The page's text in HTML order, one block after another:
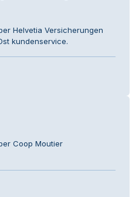
Helvetia Versicherungen
kundenservice.
Coop Moutier